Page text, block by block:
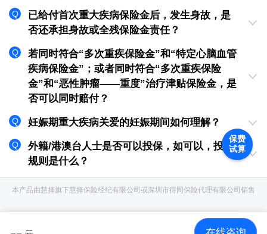
已给付首次重大疾病保险金后，发生身故，是
否还承担身故或全残保险金责任？
若同时符合“多次重疾保险金”和“特定心脑血管
疾病保险金”；或者同时符合“多次重疾保险
金”和“恶性肿瘤——重度”治疗津贴保险金，是
否可以同时赔付？
妊娠期重大疾病关爱的妊娠期间如何理解？
外籍/港澳台人士是否可以投保，如可以，投保
规则是什么？
本产品由慧择旗下慧择保险经纪有限公司或深圳市得同保险代理有限公司销售
保费
试算